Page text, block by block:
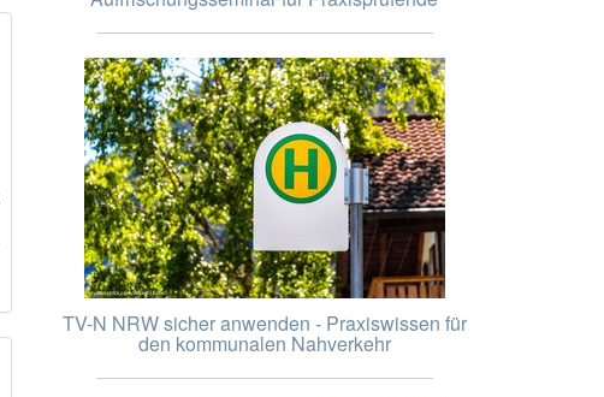
TV-N NRW sicher anwenden - Praxiswissen für
den kommunalen Nahverkehr